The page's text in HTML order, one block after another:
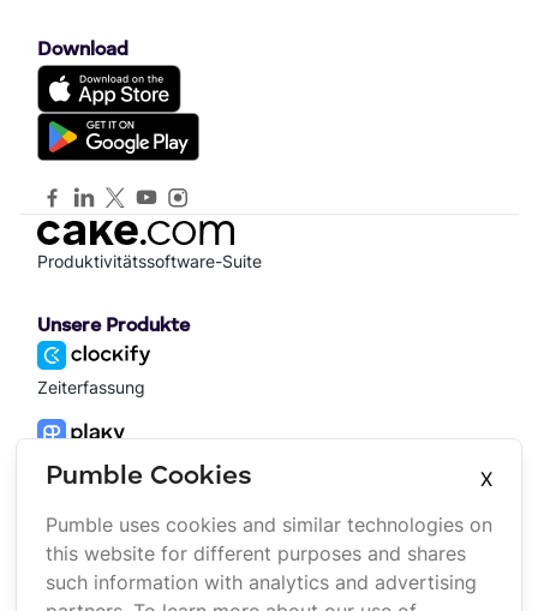
Download
Produktivitätssoftware-Suite
Unsere Produkte
Zeiterfassung
Projektmanagement
Platform
Suite
Unternehmen
Über uns
Investoren
Pumble Cookies
X
Pumble uses cookies and similar technologies on
this website for different purposes and shares
such information with analytics and advertising